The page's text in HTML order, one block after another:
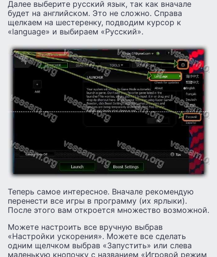
Далее выберите русский язык, так как вначале
будет на английском. Это не сложно. Справа
щелкаем на шестеренку, подводим курсор к
«language» и выбираем «Русский».
Теперь самое интересное. Вначале рекомендую
перенести все игры в программу (их ярлыки).
После этого вам откроется множество возможной.
Можете настроить все вручную выбрав
«Настройки ускорения». Можете все сделать
одним щелчком выбрав «Запустить» или слева
маленькую кнопочку с названием «Игровой режим